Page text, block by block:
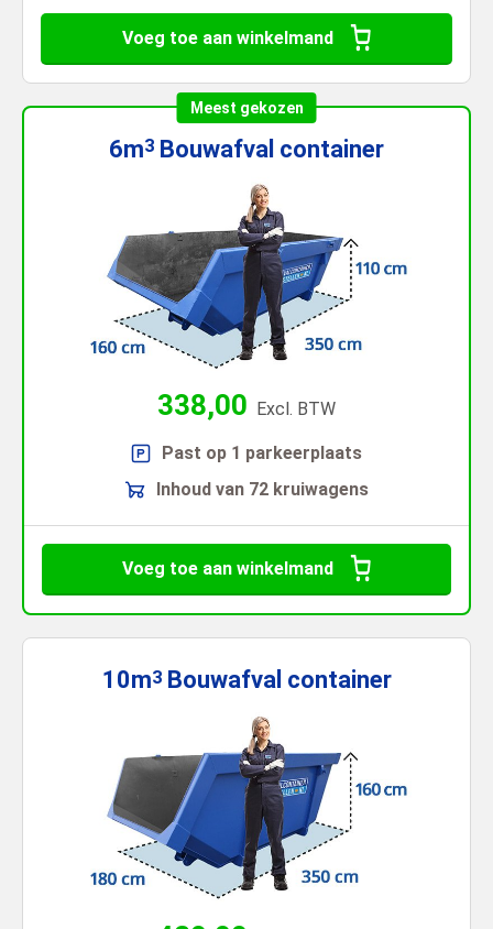
Voeg toe aan winkelmand
Meest gekozen
6m3 Bouwafval container
338,00 Excl. BTW
Past op 1 parkeerplaats
Inhoud van 72 kruiwagens
Voeg toe aan winkelmand
10m3 Bouwafval container